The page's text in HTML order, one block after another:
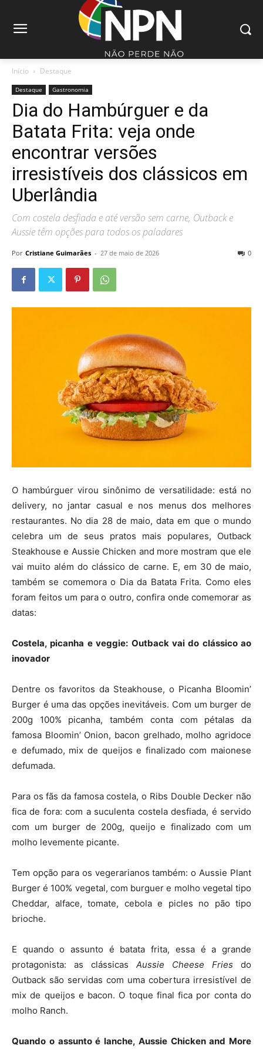
Início Destaque
Destaque Gastronomia
Dia do Hambúrguer e da
Batata Frita: veja onde
encontrar versões
irresistíveis dos clássicos em
Uberlândia
Com costela desfiada e até versão sem carne, Outback e
Aussie têm opções para todos os paladares
Por Cristiane Guimarães - 27 de maio de 2026 0
O hambúrguer virou sinônimo de versatilidade: está no
delivery, no jantar casual e nos menus dos melhores
restaurantes. No dia 28 de maio, data em que o mundo
celebra um de seus pratos mais populares, Outback
Steakhouse e Aussie Chicken and more mostram que ele
vai muito além do clássico de carne. E, em 30 de maio,
também se comemora o Dia da Batata Frita. Como eles
foram feitos um para o outro, confira onde comemorar as
datas:
Costela, picanha e veggie: Outback vai do clássico ao
inovador
Dentre os favoritos da Steakhouse, o Picanha Bloomin’
Burger é uma das opções inevitáveis. Com um burger de
200g 100% picanha, também conta com pétalas da
famosa Bloomin’ Onion, bacon grelhado, molho agridoce
e defumado, mix de queijos e finalizado com maionese
defumada.
Para os fãs da famosa costela, o Ribs Double Decker não
fica de fora: com a suculenta costela desfiada, é servido
com um burger de 200g, queijo e finalizado com um
molho levemente picante.
Tem opção para os vegerarianos também: o Aussie Plant
Burger é 100% vegetal, com burguer e molho vegetal tipo
Cheddar, alface, tomate, cebola e picles no pão tipo
brioche.
E quando o assunto é batata frita, essa é a grande
protagonista: as clássicas Aussie Cheese Fries do
Outback são servidas com uma cobertura irresistível de
mix de queijos e bacon. O toque final fica por conta do
molho Ranch.
Quando o assunto é lanche, Aussie Chicken and More